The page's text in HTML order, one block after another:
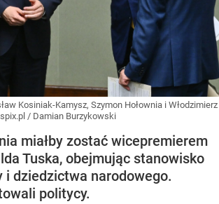
Kosiniak-Kamysz, Szymon Hołownia i Włodzimierz
/ Damian Burzykowski
miałby zostać wicepremierem
Tuska, obejmując stanowisko
dziedzictwa narodowego.
politycy.